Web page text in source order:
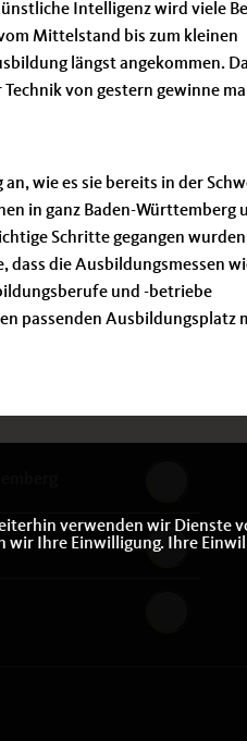
Intelligenz wird viele
Mittelstand bis zum kleinen
längst angekommen.
von gestern gewinne
wie es sie bereits in der
in ganz Baden-Württemberg
Schritte gegangen
dass die Ausbildungsmessen
und -betriebe
passenden Ausbildungsplatz
verwenden wir
Ihre Einwilligung. Ihre